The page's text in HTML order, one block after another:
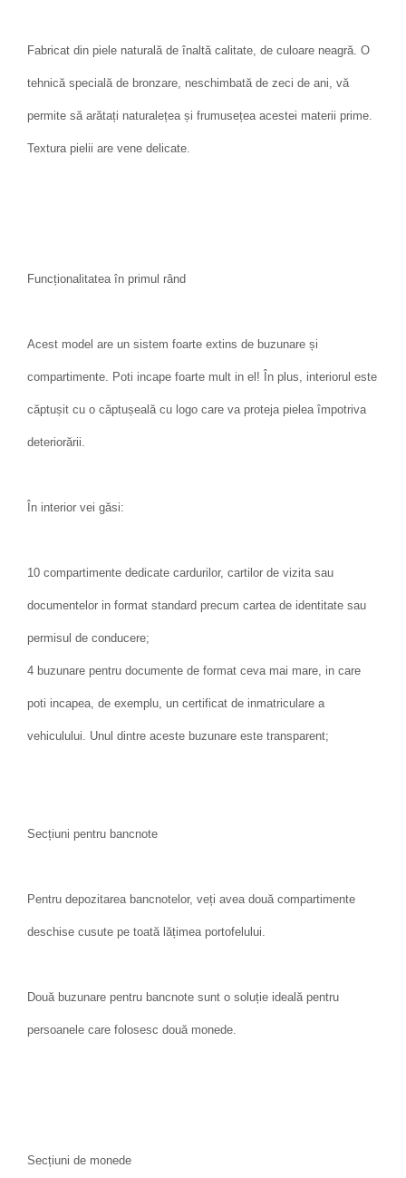
Fabricat din piele naturală de înaltă calitate, de culoare neagră. O
tehnică specială de bronzare, neschimbată de zeci de ani, vă
permite să arătați naturalețea și frumusețea acestei materii prime.
Textura pielii are vene delicate.
Funcționalitatea în primul rând
Acest model are un sistem foarte extins de buzunare și
compartimente. Poti incape foarte mult in el! În plus, interiorul este
căptușit cu o căptușeală cu logo care va proteja pielea împotriva
deteriorării.
În interior vei găsi:
10 compartimente dedicate cardurilor, cartilor de vizita sau
documentelor in format standard precum cartea de identitate sau
permisul de conducere;
4 buzunare pentru documente de format ceva mai mare, in care
poti incapea, de exemplu, un certificat de inmatriculare a
vehiculului. Unul dintre aceste buzunare este transparent;
Secțiuni pentru bancnote
Pentru depozitarea bancnotelor, veți avea două compartimente
deschise cusute pe toată lățimea portofelului.
Două buzunare pentru bancnote sunt o soluție ideală pentru
persoanele care folosesc două monede.
Secțiuni de monede